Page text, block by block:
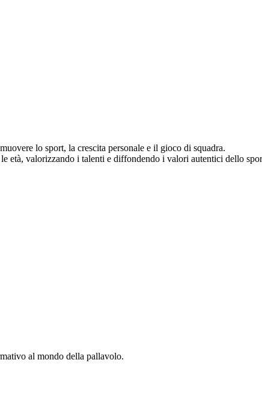
lo sport, la crescita personale e il gioco di squadra.
età, valorizzando i talenti e diffondendo i valori autentici dello
al mondo della pallavolo.